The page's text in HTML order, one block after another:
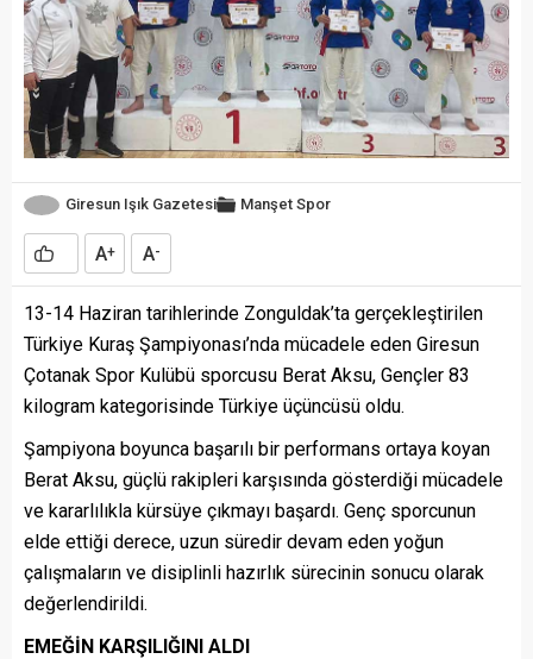
Giresun Işık Gazetesi Manşet Spor
A+ A-
13-14 Haziran tarihlerinde Zonguldak’ta gerçekleştirilen
Türkiye Kuraş Şampiyonası’nda mücadele eden Giresun
Çotanak Spor Kulübü sporcusu Berat Aksu, Gençler 83
kilogram kategorisinde Türkiye üçüncüsü oldu.
Şampiyona boyunca başarılı bir performans ortaya koyan
Berat Aksu, güçlü rakipleri karşısında gösterdiği mücadele
ve kararlılıkla kürsüye çıkmayı başardı. Genç sporcunun
elde ettiği derece, uzun süredir devam eden yoğun
çalışmaların ve disiplinli hazırlık sürecinin sonucu olarak
değerlendirildi.
EMEĞİN KARŞILIĞINI ALDI